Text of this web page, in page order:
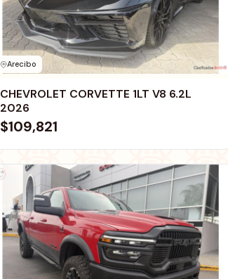
Arecibo
CHEVROLET CORVETTE 1LT V8 6.2L
2026
$109,821